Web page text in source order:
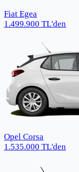
Fiat Egea
1.499.900 TL'den
Opel Corsa
1.535.000 TL'den